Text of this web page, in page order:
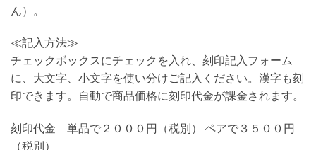
ん）。
≪記入方法≫
チェックボックスにチェックを入れ、刻印記入フォーム
に、大文字、小文字を使い分けご記入ください。漢字も刻
印できます。自動で商品価格に刻印代金が課金されます。
刻印代金 単品で２０００円（税別） ペアで３５００円
（税別）